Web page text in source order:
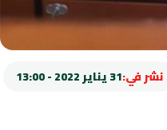
نشر في:31 يناير 2022 - 13:00